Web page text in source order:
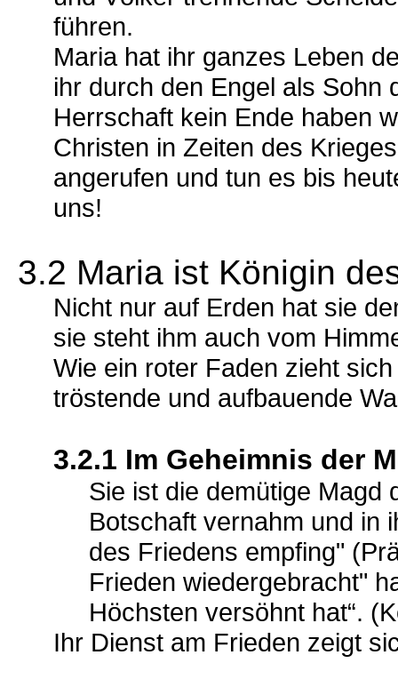
führen.
Maria hat ihr ganzes Leben
ihr durch den Engel als
Herrschaft kein Ende haben
Christen in Zeiten des
angerufen und tun es bis
uns!
3.2 Maria ist Königin
Nicht nur auf Erden hat sie
sie steht ihm auch vom
Wie ein roter Faden zieht
tröstende und aufbauende
3.2.1 Im Geheimnis der
Sie ist die demütige Magd
Botschaft vernahm und in
des Friedens empfing"
Frieden wiedergebracht"
Höchsten versöhnt hat“.
Ihr Dienst am Frieden zeigt